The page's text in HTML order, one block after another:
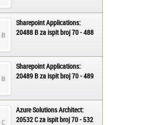
Sharepoint Applications:
20488 B za ispit broj 70 - 488
Sharepoint Applications:
20489 B za ispit broj 70 - 489
Azure Solutions Architect:
20532 C za ispit broj 70 - 532